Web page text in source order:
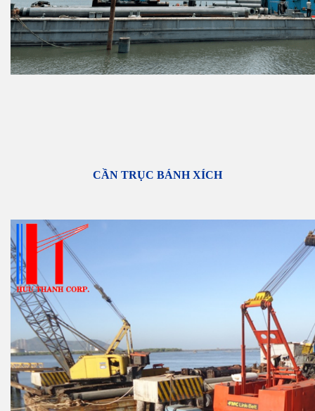
CẦN TRỤC BÁNH XÍCH